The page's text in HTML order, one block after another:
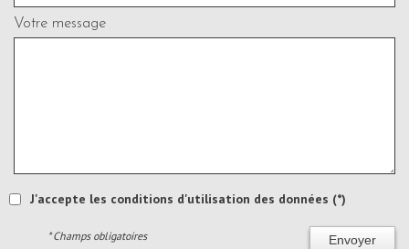
Votre message
J'accepte les conditions d'utilisation des données (*)
Envoyer
* Champs obligatoires